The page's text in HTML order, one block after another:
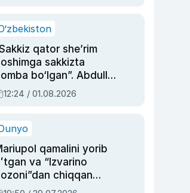
qator she’rim
sakkizta
bo‘lgan”. Abdulla
siyosiy
asrab
12:24 / 01.08.2026
qamalini yorib
va “Izvarino
chiqqan
— Ukraina